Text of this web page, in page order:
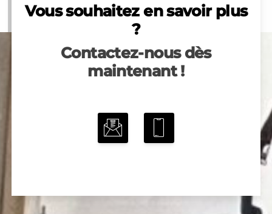
Vous souhaitez en savoir plus
?
Contactez-nous dès
maintenant !